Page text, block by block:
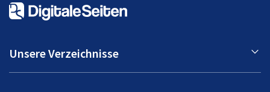
Unsere Verzeichnisse